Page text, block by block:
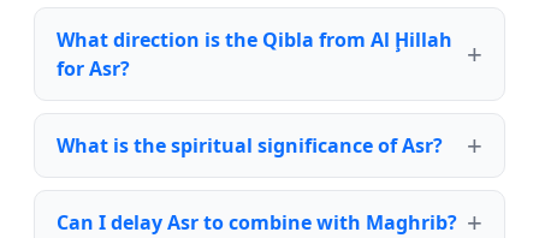
What direction is the Qibla from Al Ḩillah
for Asr?
What is the spiritual significance of Asr?
Can I delay Asr to combine with Maghrib?